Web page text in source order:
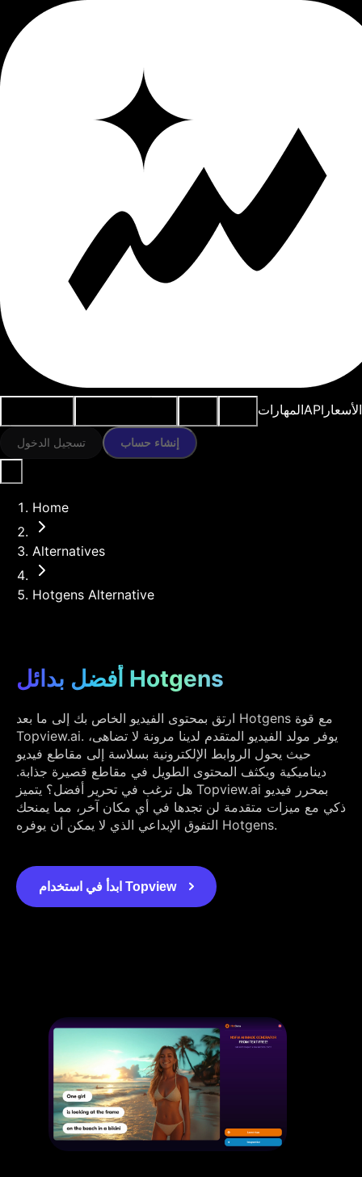
المهاراتAPI الأسعار
تسجيل الدخول إنشاء حساب
Home
Alternatives
Hotgens Alternative
أفضل بدائل Hotgens
ارتق بمحتوى الفيديو الخاص بك إلى ما بعد Hotgens مع قوة
Topview.ai. يوفر مولد الفيديو المتقدم لدينا مرونة لا تضاهى،
حيث يحول الروابط الإلكترونية بسلاسة إلى مقاطع فيديو
ديناميكية ويكثف المحتوى الطويل في مقاطع قصيرة جذابة.
هل ترغب في تحرير أفضل؟ يتميز Topview.ai بمحرر فيديو
ذكي مع ميزات متقدمة لن تجدها في أي مكان آخر، مما يمنحك
التفوق الإبداعي الذي لا يمكن أن يوفره Hotgens.
ابدأ في استخدام Topview